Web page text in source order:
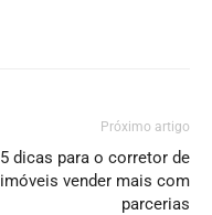
Próximo artigo
5 dicas para o corretor de
imóveis vender mais com
parcerias